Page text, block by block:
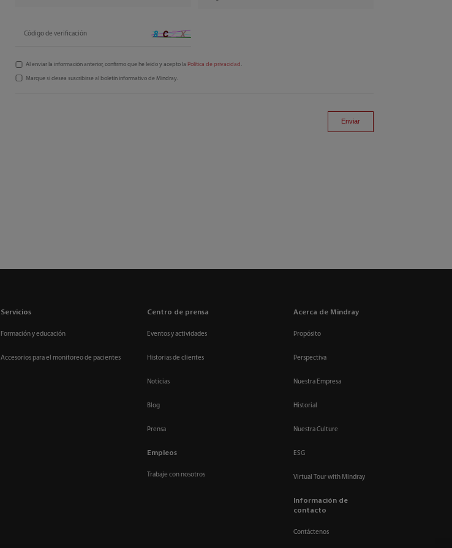
Código de verificación
Al enviar la información anterior, confirmo que he leído y acepto la Política de privacidad.
Marque si desea suscribirse al boletín informativo de Mindray.
Enviar
Servicios
Formación y educación
Accesorios para el monitoreo de pacientes
Centro de prensa
Eventos y actividades
Historias de clientes
Noticias
Blog
Prensa
Empleos
Trabaje con nosotros
Acerca de Mindray
Propósito
Perspectiva
Nuestra Empresa
Historial
Nuestra Culture
ESG
Virtual Tour with Mindray
Información de
contacto
Contáctenos